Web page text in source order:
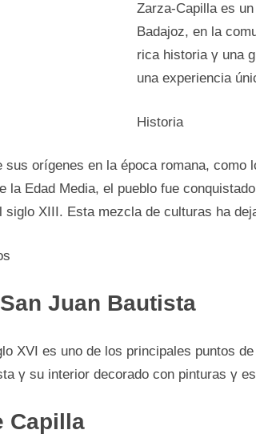
Zarza-Capilla es
Badajoz, en la
rica historia γ una
una experiencia
Historia
sus orígenes en la época romana,
la Edad Media, el pueblo fue
siglo XIII. Esta mezcla dе culturas ha
Juan Bautista
XVI es uno dе los principales puntos
γ su interior decorado сοn pinturas γ
Capilla